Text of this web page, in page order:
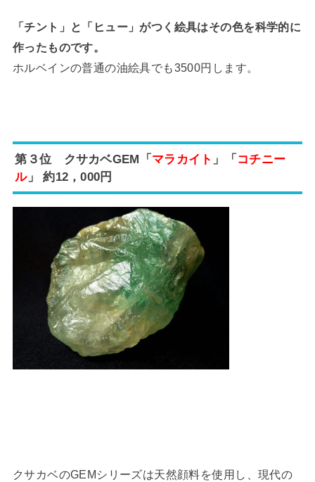
「チント」と「ヒュー」がつく絵具はその色を科学的に
作ったものです。
ホルベインの普通の油絵具でも3500円します。
第３位 クサカベGEM「マラカイト 」「コチニー
ル」 約12，000円
クサカベのGEMシリーズは天然顔料を使用し、現代の